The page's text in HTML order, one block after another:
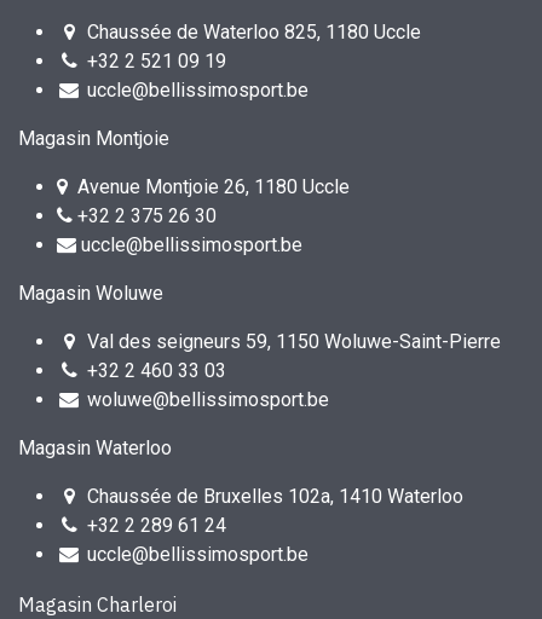
Chaussée de Waterloo 825, 1180 Uccle
+32 2 521 09 19
uccle@bellissimosport.be
Magasin Montjoie
Avenue Montjoie 26, 1180 Uccle
+32 2 375 26 30
uccle@bellissimosport.be
Magasin Woluwe
Val des seigneurs 59, 1150 Woluwe-Saint-Pierre
+32 2 460 33 03
woluwe@bellissimosport.be
Magasin Waterloo
Chaussée de Bruxelles 102a, 1410 Waterloo
+32 2 289 61 24
uccle@bellissimosport.be
Magasin Charleroi